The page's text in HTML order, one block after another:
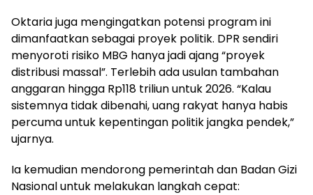
Oktaria juga mengingatkan potensi program ini
dimanfaatkan sebagai proyek politik. DPR sendiri
menyoroti risiko MBG hanya jadi ajang “proyek
distribusi massal”. Terlebih ada usulan tambahan
anggaran hingga Rp118 triliun untuk 2026. “Kalau
sistemnya tidak dibenahi, uang rakyat hanya habis
percuma untuk kepentingan politik jangka pendek,”
ujarnya.
Ia kemudian mendorong pemerintah dan Badan Gizi
Nasional untuk melakukan langkah cepat: